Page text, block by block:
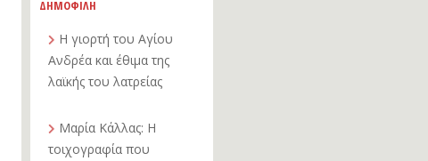
ΔΗΜΟΦΙΛΗ
Η γιορτή του Αγίου
Ανδρέα και έθιμα της
λαϊκής του λατρείας
Μαρία Κάλλας: Η
τοιχογραφία που